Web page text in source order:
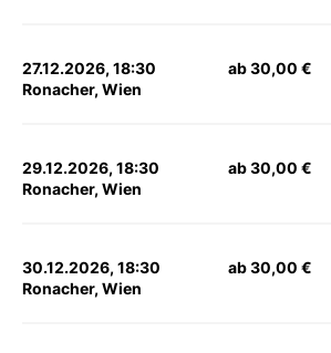
27.12.2026, 18:30
Ronacher, Wien
ab 30,00 €
29.12.2026, 18:30
Ronacher, Wien
ab 30,00 €
30.12.2026, 18:30
Ronacher, Wien
ab 30,00 €